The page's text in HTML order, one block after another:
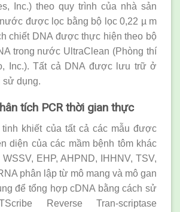
Inc.) theo quy trình của nhà sản
được lọc bằng bộ lọc 0,22 µ m
chiết DNA được thực hiện theo bộ
trong nước UltraClean (Phòng thí
Inc.). Tất cả DNA được lưu trữ ở
sử dụng.
tích PCR thời gian thực
tinh khiết của tất cả các mẫu được
diện của các mầm bệnh tôm khác
EHP, AHPND, IHHNV, TSV,
phân lập từ mô mang và mô gan
để tổng hợp cDNA bằng cách sử
Reverse Tran-scriptase